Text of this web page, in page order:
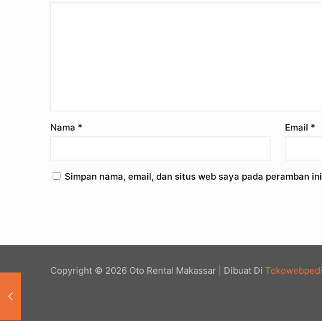
Nama * Email *
Simpan nama, email, dan situs web saya pada peramban
Copyright © 2026 Oto Rental Makassar | Dibuat Di